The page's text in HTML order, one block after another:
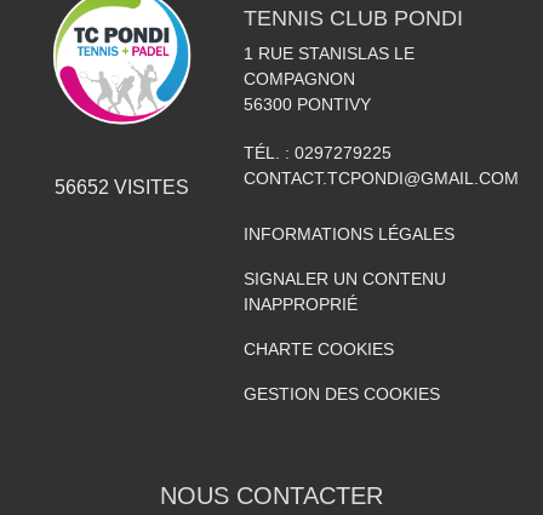
56652 VISITES
TENNIS CLUB PONDI
1 RUE STANISLAS LE
COMPAGNON
56300 PONTIVY
TÉL. : 0297279225
CONTACT.TCPONDI@GMAIL.COM
INFORMATIONS LÉGALES
SIGNALER UN CONTENU
INAPPROPRIÉ
CHARTE COOKIES
GESTION DES COOKIES
NOUS CONTACTER